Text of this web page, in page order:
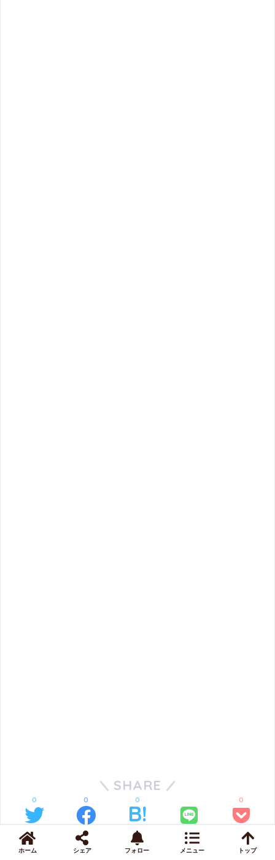
SHARE
ツイート
0
シェア
0
はてブ
0
LINE Pocket
0
ホーム シェア フォロー メニュー トップ